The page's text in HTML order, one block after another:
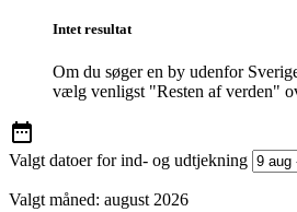
Intet resultat
Om du søger en by udenfor
vælg venligst "Resten af verden"
Valgt datoer for ind- og udtjekning
Valgt måned: august 2026